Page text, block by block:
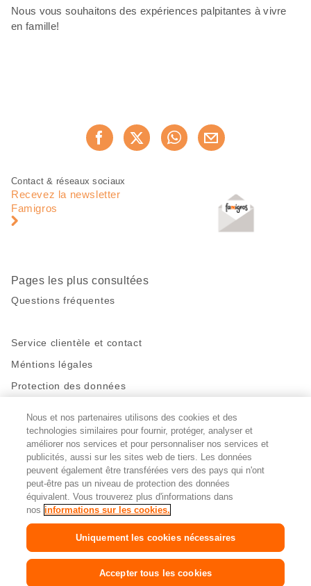
Nous vous souhaitons des expériences palpitantes à vivre
en famille!
Recommander maintenant
Pied
page
Navigation
pied
Contact & réseaux sociaux
Recevez la newsletter
Famigros
Pages les plus consultées
Questions fréquentes
Service clientèle et contact
Méntions légales
Protection des données
Restez en contact!
Facebook
http://twitter.com/migros
https://www.youtube.com/user/
PinterestInstagram
Paramètres des cookies
© 2026 La Fédération des coopératives Migros
FR IT
Nous et nos partenaires utilisons des cookies et des
technologies similaires pour fournir, protéger, analyser et
améliorer nos services et pour personnaliser nos services et
publicités, aussi sur les sites web de tiers. Les données
peuvent également être transférées vers des pays qui n'ont
peut-être pas un niveau de protection des données
équivalent. Vous trouverez plus d'informations dans
nos informations sur les cookies.
Uniquement les cookies nécessaires
Accepter tous les cookies